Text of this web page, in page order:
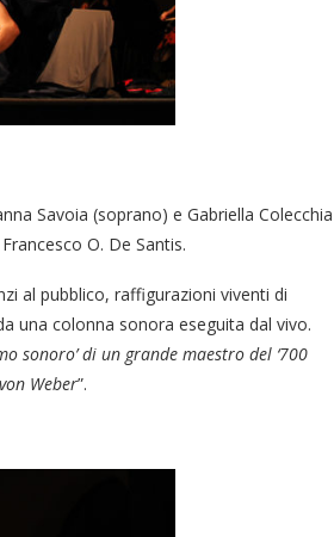
Savoia (soprano) e Gabriella Colecchia
O. De Santis.
al pubblico, raffigurazioni viventi di
una colonna sonora eseguita dal vivo.
sonoro’ di un grande maestro del ‘700
Weber”.